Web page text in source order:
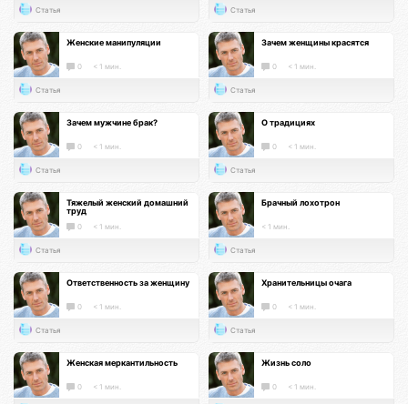
Статья Статья
Женские манипуляции
0 < 1 мин.
Статья
Зачем женщины красятся
0 < 1 мин.
Статья
Зачем мужчине брак?
0 < 1 мин.
Статья
О традициях
0 < 1 мин.
Статья
Тяжелый женский домашний
труд
0 < 1 мин.
Статья
Брачный лохотрон
< 1 мин.
Статья
Ответственность за женщину
0 < 1 мин.
Статья
Хранительницы очага
0 < 1 мин.
Статья
Женская меркантильность
0 < 1 мин.
Жизнь соло
0 < 1 мин.